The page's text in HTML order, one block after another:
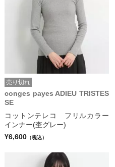
売り切れ
conges payes ADIEU TRISTES
SE
コットンテレコ フリルカラー
インナー(杢グレー)
¥6,600 （税込）